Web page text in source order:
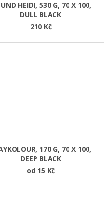
HEIDI, 530 G, 70 X 100,
DULL BLACK
210 Kč
170 G, 70 X 100,
DEEP BLACK
od 15 Kč